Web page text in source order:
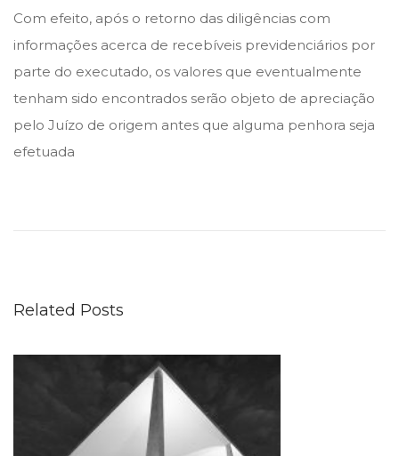
Com efeito, após o retorno das diligências com
informações acerca de recebíveis previdenciários por
parte do executado, os valores que eventualmente
tenham sido encontrados serão objeto de apreciação
pelo Juízo de origem antes que alguma penhora seja
efetuada
d
Related Posts